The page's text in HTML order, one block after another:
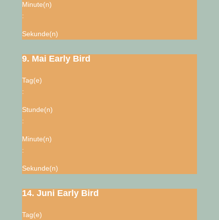
Minute(n)
:
Sekunde(n)
9. Mai Early Bird
Tag(e)
:
Stunde(n)
:
Minute(n)
:
Sekunde(n)
14. Juni Early Bird
Tag(e)